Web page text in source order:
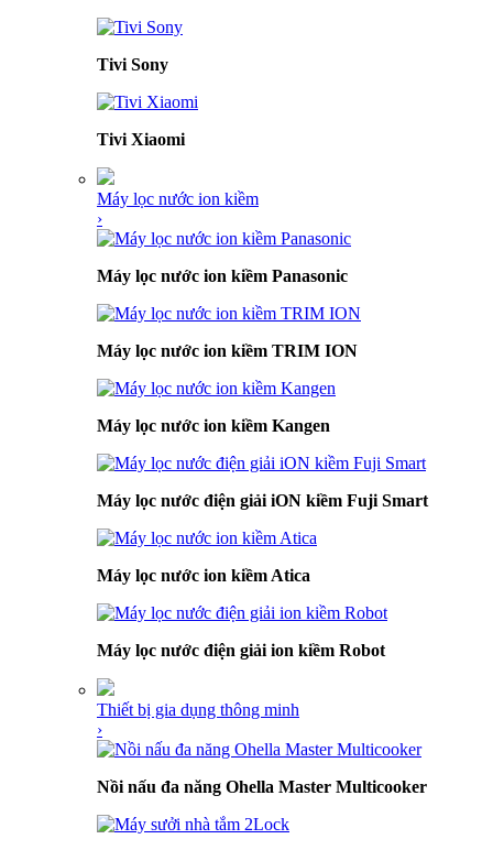
Tivi Sony
Tivi Xiaomi
Máy lọc nước ion kiềm
›
Máy lọc nước ion kiềm Panasonic
Máy lọc nước ion kiềm TRIM ION
Máy lọc nước ion kiềm Kangen
Máy lọc nước điện giải iON kiềm Fuji Smart
Máy lọc nước ion kiềm Atica
Máy lọc nước điện giải ion kiềm Robot
Thiết bị gia dụng thông minh
›
Nồi nấu đa năng Ohella Master Multicooker